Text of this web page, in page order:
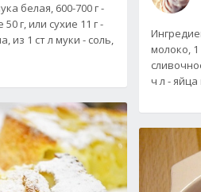
белая, 600-700 г -
г, или сухие 11 г -
из 1 ст л муки - соль,
молоко, 1
ч л -